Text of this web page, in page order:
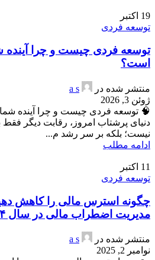
19 اکتبر
توسعه فردی
توسعه فردی چیست و چرا آینده
است؟
منتشر شده در
a s
ژوئن 3, 2026
🧠 توسعه فردی چیست و چرا آینده
دنیای پرشتاب امروز، رقابت دیگر
نیست؛ بلکه بر سر رشد م...
ادامه مطلب
11 اکتبر
توسعه فردی
چگونه استرس مالی را کاهش
مدیریت اضطراب مالی در سال ۱۴۰۴
منتشر شده در
a s
نوامبر 2, 2025